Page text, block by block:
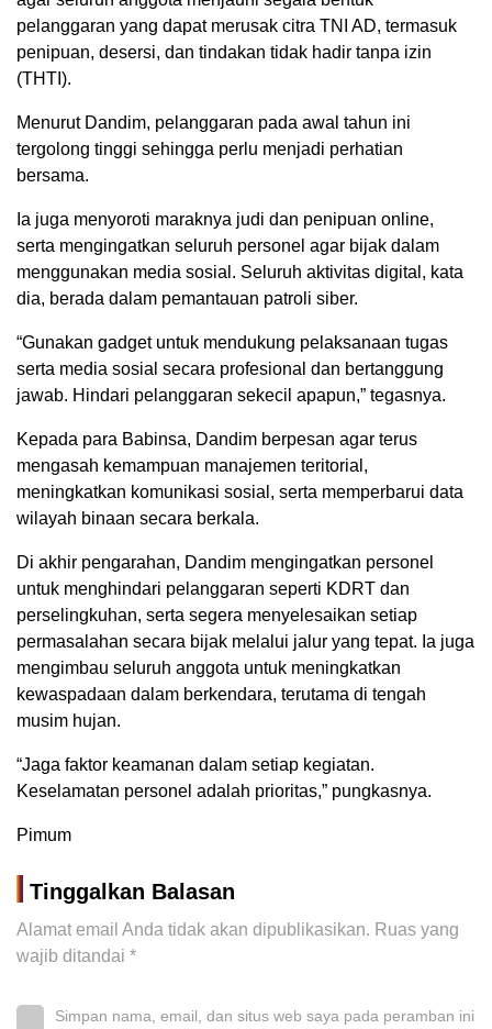
pelanggaran yang dapat merusak citra TNI AD, termasuk
penipuan, desersi, dan tindakan tidak hadir tanpa izin
(THTI).
Menurut Dandim, pelanggaran pada awal tahun ini
tergolong tinggi sehingga perlu menjadi perhatian
bersama.
Ia juga menyoroti maraknya judi dan penipuan online,
serta mengingatkan seluruh personel agar bijak dalam
menggunakan media sosial. Seluruh aktivitas digital, kata
dia, berada dalam pemantauan patroli siber.
“Gunakan gadget untuk mendukung pelaksanaan tugas
serta media sosial secara profesional dan bertanggung
jawab. Hindari pelanggaran sekecil apapun,” tegasnya.
Kepada para Babinsa, Dandim berpesan agar terus
mengasah kemampuan manajemen teritorial,
meningkatkan komunikasi sosial, serta memperbarui data
wilayah binaan secara berkala.
Di akhir pengarahan, Dandim mengingatkan personel
untuk menghindari pelanggaran seperti KDRT dan
perselingkuhan, serta segera menyelesaikan setiap
permasalahan secara bijak melalui jalur yang tepat. Ia juga
mengimbau seluruh anggota untuk meningkatkan
kewaspadaan dalam berkendara, terutama di tengah
musim hujan.
“Jaga faktor keamanan dalam setiap kegiatan.
Keselamatan personel adalah prioritas,” pungkasnya.
Pimum
Tinggalkan Balasan
Alamat email Anda tidak akan dipublikasikan. Ruas yang
wajib ditandai *
Simpan nama, email, dan situs web saya pada peramban ini